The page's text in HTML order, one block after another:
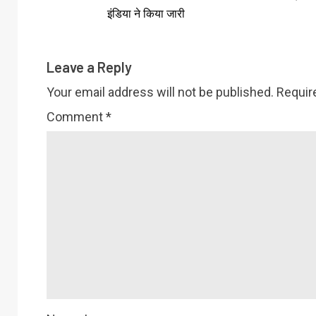
इंडिया ने किया जारी
Leave a Reply
Your email address will not be published.
Comment*